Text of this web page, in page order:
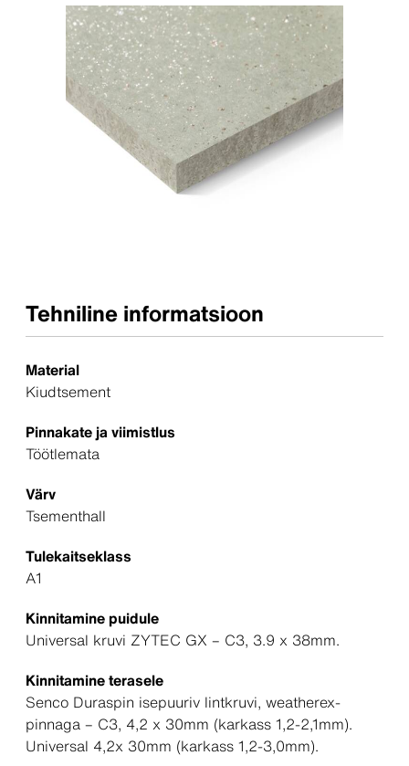
Tehniline informatsioon
Material
Kiudtsement
Pinnakate ja viimistlus
Töötlemata
Värv
Tsementhall
Tulekaitseklass
A1
Kinnitamine puidule
Universal kruvi ZYTEC GX – C3, 3.9 x 38mm.
Kinnitamine terasele
Senco Duraspin isepuuriv lintkruvi, weatherex-
pinnaga – C3, 4,2 x 30mm (karkass 1,2-2,1mm).
Universal 4,2x 30mm (karkass 1,2-3,0mm).